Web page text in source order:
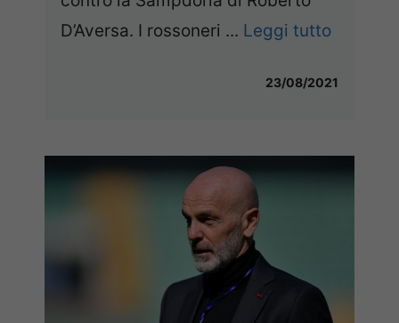
D’Aversa. I rossoneri ... Leggi tutto
23/08/2021